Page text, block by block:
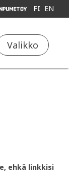
FI EN
Valikko
ehkä linkkisi